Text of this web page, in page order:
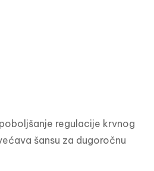
regulacije krvnog
šansu za dugoročnu